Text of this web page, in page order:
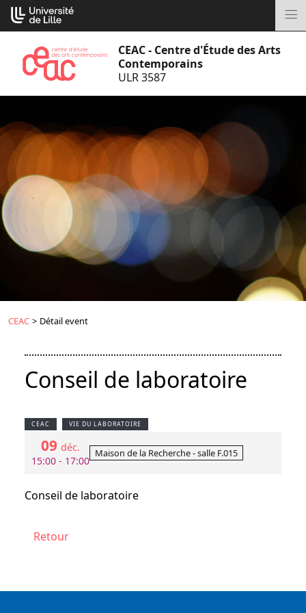
Aller
au
CEAC - Centre d'Étude des Arts
Contemporains
ULR 3587
CEAC > Détail event
Conseil de laboratoire
CEAC VIE DU LABORATOIRE
09 déc.
15:00 - 17:00
Maison de la Recherche - salle F.015
Conseil de laboratoire
Retour
Cookies management panel